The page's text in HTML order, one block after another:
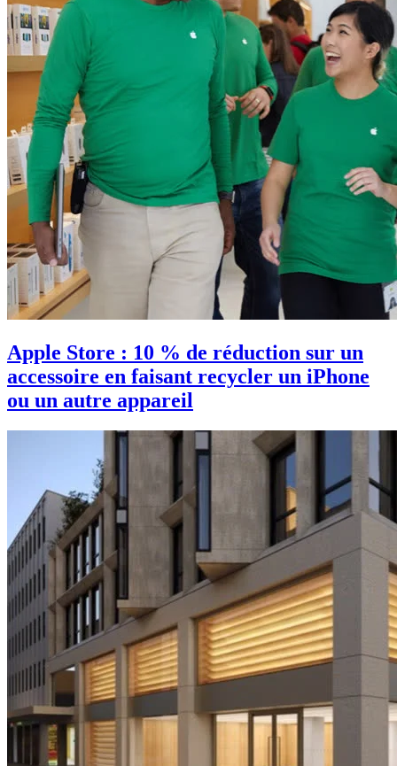
Apple Store : 10 % de réduction sur un
accessoire en faisant recycler un iPhone
ou un autre appareil